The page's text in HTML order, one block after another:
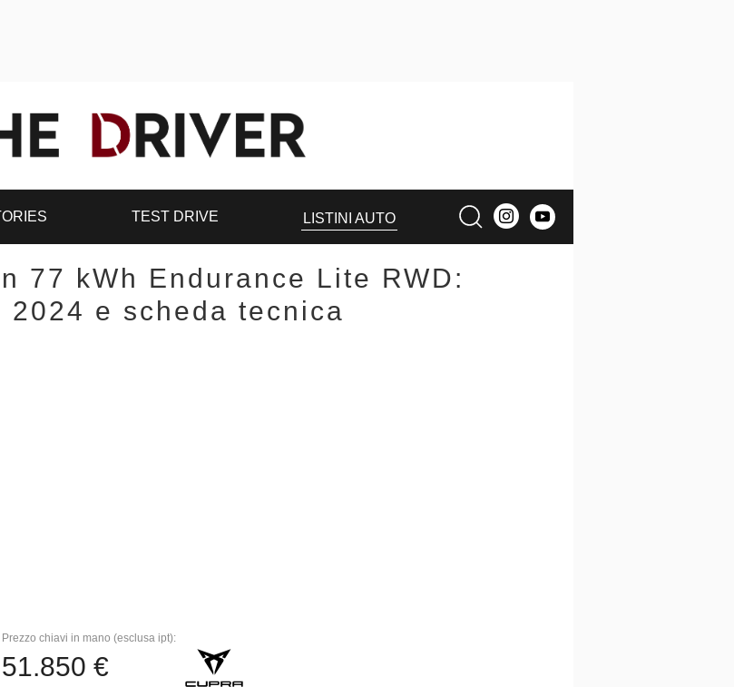
TEST DRIVE LISTINI AUTO
77 kWh Endurance Lite RWD:
2024 e scheda tecnica
Prezzo chiavi in mano (esclusa ipt):
51.850 €